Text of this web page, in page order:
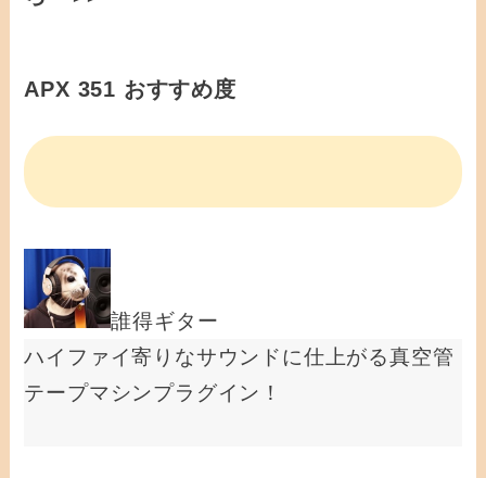
APX 351 おすすめ度
誰得ギター
ハイファイ寄りなサウンドに仕上がる真空管
テープマシンプラグイン！